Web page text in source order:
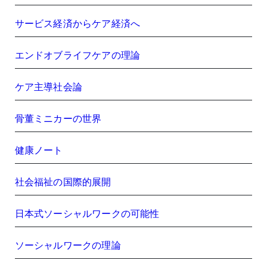
サービス経済からケア経済へ
エンドオブライフケアの理論
ケア主導社会論
骨董ミニカーの世界
健康ノート
社会福祉の国際的展開
日本式ソーシャルワークの可能性
ソーシャルワークの理論